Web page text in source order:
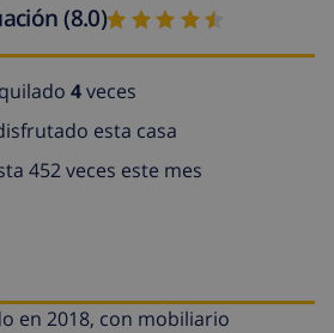
(8.0)
4veces
esta casa
452 veces este mes
en 2018, con mobiliario